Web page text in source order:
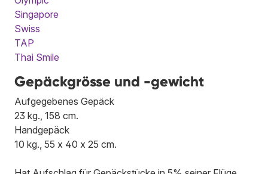
Singapore
Swiss
TAP
Thai Smile
Gepäckgrösse und -gewicht
Aufgegebenes Gepäck
23 kg., 158 cm.
Handgepäck
10 kg., 55 x 40 x 25 cm.